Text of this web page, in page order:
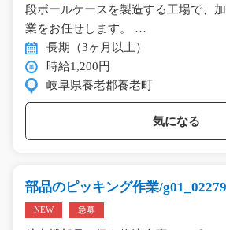
段ボールケースを製造する工場で、
業をお任せします。 …
長期（3ヶ月以上）
時給1,200円
岐阜県養老郡養老町
気になる
部品のピッキング作業/g01_02279
NEW 急募